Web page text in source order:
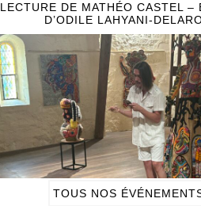
LECTURE DE MATHÉO CASTEL –
D’ODILE LAHYANI-
TOUS NOS